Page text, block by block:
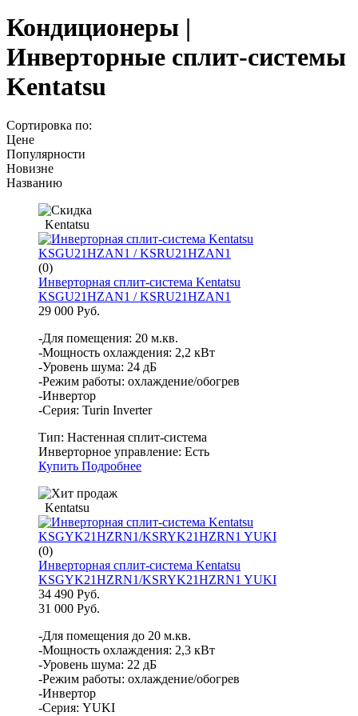
Кондиционеры |
Инверторные сплит-системы
Kentatsu
Сортировка по:
Цене
Популярности
Новизне
Названию
Kentatsu
(0)
Инверторная сплит-система Kentatsu
KSGU21HZAN1 / KSRU21HZAN1
29 000 Руб.
-Для помещения: 20 м.кв.
-Мощность охлаждения: 2,2 кВт
-Уровень шума: 24 дБ
-Режим работы: охлаждение/обогрев
-Инвертор
-Серия: Turin Inverter
Тип: Настенная сплит-система
Инверторное управление: Есть
Купить Подробнее
Kentatsu
(0)
Инверторная сплит-система Kentatsu
KSGYK21HZRN1/KSRYK21HZRN1 YUKI
34 490 Руб.
31 000 Руб.
-Для помещения до 20 м.кв.
-Мощность охлаждения: 2,3 кВт
-Уровень шума: 22 дБ
-Режим работы: охлаждение/обогрев
-Инвертор
-Серия: YUKI